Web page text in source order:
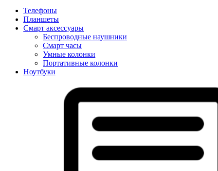
Телефоны
Планшеты
Смарт аксессуары
Беспроводные наушники
Смарт часы
Умные колонки
Портативные колонки
Ноутбуки